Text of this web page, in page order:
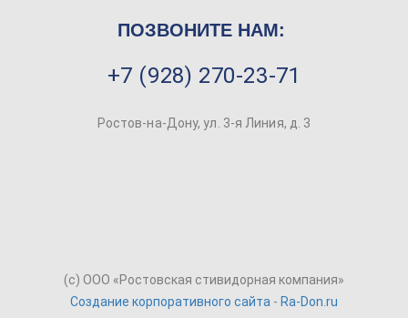
ПОЗВОНИТЕ НАМ:
+7 (928) 270-23-71
Ростов-на-Дону, ул. 3-я Линия, д. 3
(c) ООО «Ростовская стивидорная компания»
Создание корпоративного сайта - Ra-Don.ru